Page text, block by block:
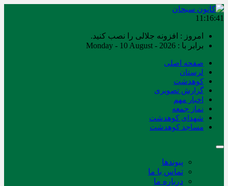
11:16:41
امروز : افزونه جلالی را نصب کنید.
برابر با : Monday - 10 August - 2026
صفحه اصلی
لرستان
کوهدشت
گزارش تصویری
اخبار مهم
نماز جمعه
شهدای کوهدشت
مساجد کوهدشت
پیوندها
تماس با ما
درباره ما